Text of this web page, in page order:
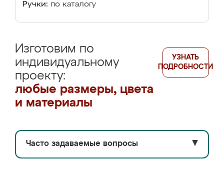
Ручки: по каталогу
Изготовим по
индивидуальному
проекту:
любые размеры, цвета
и материалы
УЗНАТЬ
ПОДРОБНОСТИ
Часто задаваемые вопросы ▼